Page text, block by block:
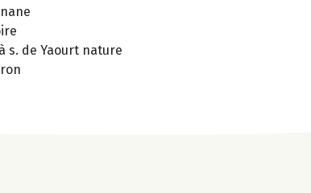
s. de Yaourt nature